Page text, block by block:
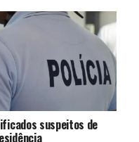
suspeitos de